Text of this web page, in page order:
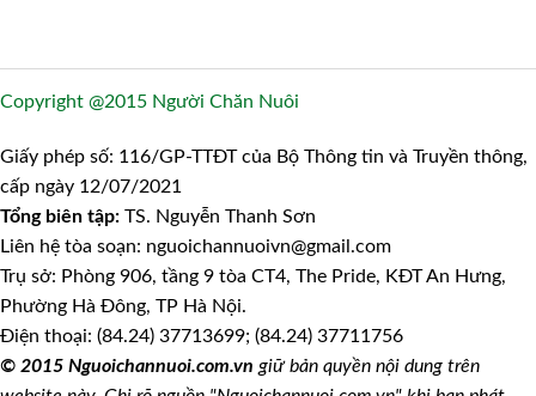
Copyright @2015 Người Chăn Nuôi
Giấy phép số: 116/GP-TTĐT của Bộ Thông tin và Truyền thông,
cấp ngày 12/07/2021
Tổng biên tập: TS. Nguyễn Thanh Sơn
Liên hệ tòa soạn: nguoichannuoivn@gmail.com
Trụ sở: Phòng 906, tầng 9 tòa CT4, The Pride, KĐT An Hưng,
Phường Hà Đông, TP Hà Nội.
Điện thoại: (84.24) 37713699; (84.24) 37711756
© 2015 Nguoichannuoi.com.vn giữ bản quyền nội dung trên